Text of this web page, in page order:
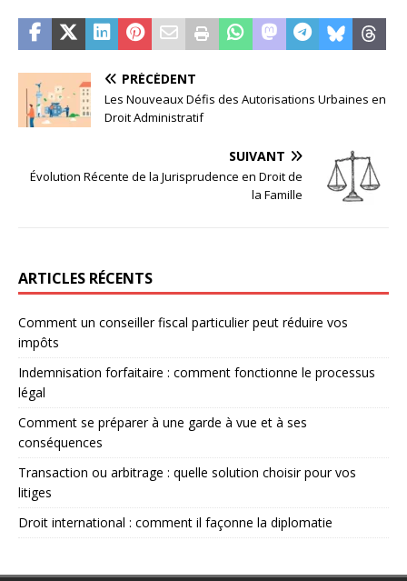
PRÉCÉDENT
Les Nouveaux Défis des Autorisations Urbaines en
Droit Administratif
SUIVANT
Évolution Récente de la Jurisprudence en Droit de
la Famille
ARTICLES RÉCENTS
Comment un conseiller fiscal particulier peut réduire vos
impôts
Indemnisation forfaitaire : comment fonctionne le processus
légal
Comment se préparer à une garde à vue et à ses
conséquences
Transaction ou arbitrage : quelle solution choisir pour vos
litiges
Droit international : comment il façonne la diplomatie